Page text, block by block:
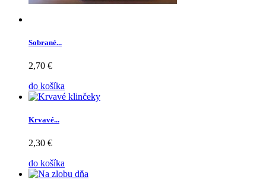
Sobrané...
2,70 €
do košíka
Krvavé...
2,30 €
do košíka